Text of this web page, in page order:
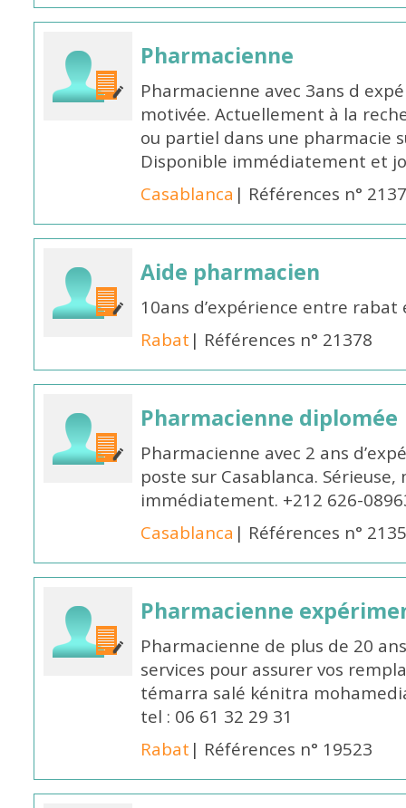
Pharmacienne
Pharmacienne avec 3ans d
motivée. Actuellement à la
ou partiel dans une pharmacie
Disponible immédiatement et
Casablanca | Références n°
Aide pharmacien
10ans d’expérience entre
Rabat | Références n° 21378
Pharmacienne diplomée
Pharmacienne avec 2 ans
poste sur Casablanca.
immédiatement. +212 626-
Casablanca | Références n°
Pharmacienne
Pharmacienne de plus de 20
services pour assurer vos
témarra salé kénitra
tel : 06 61 32 29 31
Rabat | Références n° 19523